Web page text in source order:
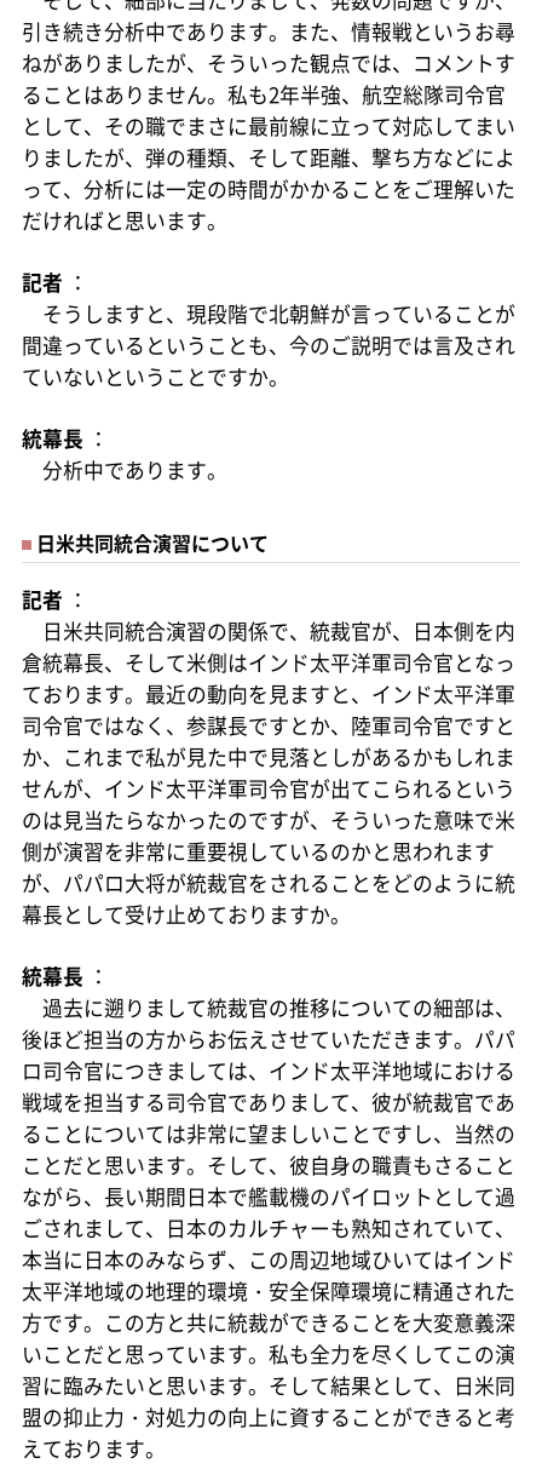
引き続き分析中であります。また、情報戦というお尋
ねがありましたが、そういった観点では、コメントす
ることはありません。私も2年半強、航空総隊司令官
として、その職でまさに最前線に立って対応してまい
りましたが、弾の種類、そして距離、撃ち方などによ
って、分析には一定の時間がかかることをご理解いた
だければと思います。
記者 ：
そうしますと、現段階で北朝鮮が言っていることが
間違っているということも、今のご説明では言及され
ていないということですか。
統幕長 ：
分析中であります。
日米共同統合演習について
記者 ：
日米共同統合演習の関係で、統裁官が、日本側を内
倉統幕長、そして米側はインド太平洋軍司令官となっ
ております。最近の動向を見ますと、インド太平洋軍
司令官ではなく、参謀長ですとか、陸軍司令官ですと
か、これまで私が見た中で見落としがあるかもしれま
せんが、インド太平洋軍司令官が出てこられるという
のは見当たらなかったのですが、そういった意味で米
側が演習を非常に重要視しているのかと思われます
が、パパロ大将が統裁官をされることをどのように統
幕長として受け止めておりますか。
統幕長 ：
過去に遡りまして統裁官の推移についての細部は、
後ほど担当の方からお伝えさせていただきます。パパ
ロ司令官につきましては、インド太平洋地域における
戦域を担当する司令官でありまして、彼が統裁官であ
ることについては非常に望ましいことですし、当然の
ことだと思います。そして、彼自身の職責もさること
ながら、長い期間日本で艦載機のパイロットとして過
ごされまして、日本のカルチャーも熟知されていて、
本当に日本のみならず、この周辺地域ひいてはインド
太平洋地域の地理的環境・安全保障環境に精通された
方です。この方と共に統裁ができることを大変意義深
いことだと思っています。私も全力を尽くしてこの演
習に臨みたいと思います。そして結果として、日米同
盟の抑止力・対処力の向上に資することができると考
えております。